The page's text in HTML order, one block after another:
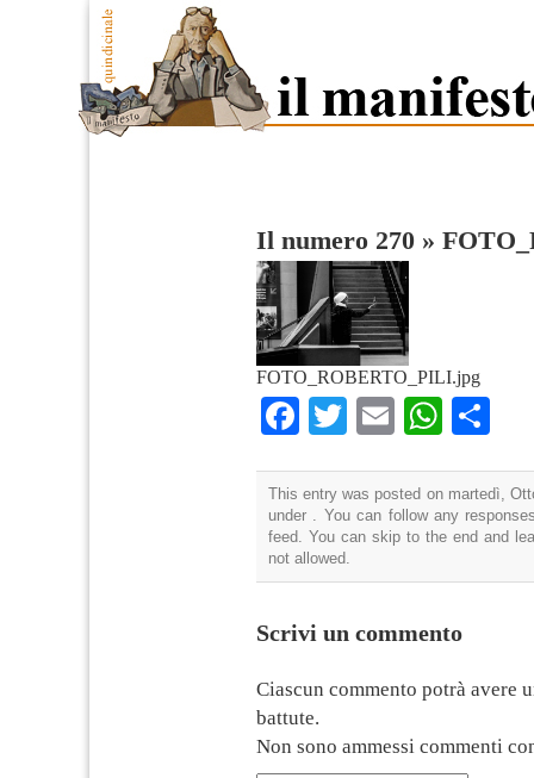
Il numero 270 »
FOTO_ROBERTO_PILI.jpg
Facebook
TwitterEmail
This entry was posted on martedì,
under . You can follow any
feed. You can skip to the end and
not allowed.
Scrivi un commento
Ciascun commento potrà avere
battute.
Non sono ammessi commenti